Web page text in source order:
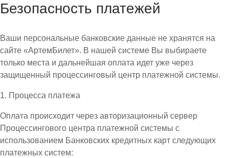
Безопасность платежей
Ваши персональные банковские данные не хранятся на
сайте «АртемБилет». В нашей системе Вы выбираете
только места и дальнейшая оплата идет уже через
защищенный процессинговый центр платежной системы.
1. Процесса платежа
Оплата происходит через авторизационный сервер
Процессингового центра платежной системы с
использованием Банковских кредитных карт следующих
платежных систем: